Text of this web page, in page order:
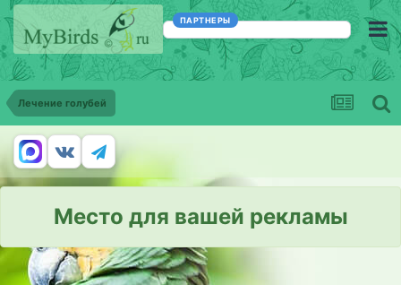
ПАРТНЕРЫ
Лечение голубей
Место для вашей рекламы